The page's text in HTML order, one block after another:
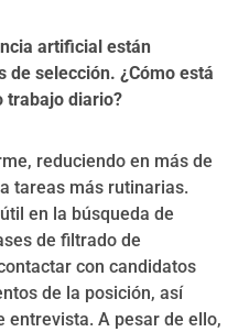
artificial están
selección. ¿Cómo está
trabajo diario?
reduciendo en más de
tareas más rutinarias.
en la búsqueda de
de filtrado de
con candidatos
de la posición, así
entrevista. A pesar de ello,